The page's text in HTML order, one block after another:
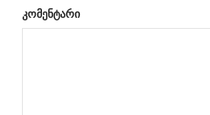
კომენტარი